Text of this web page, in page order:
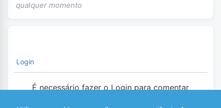
qualquer momento
Login
É necessário fazer o Login para comentar